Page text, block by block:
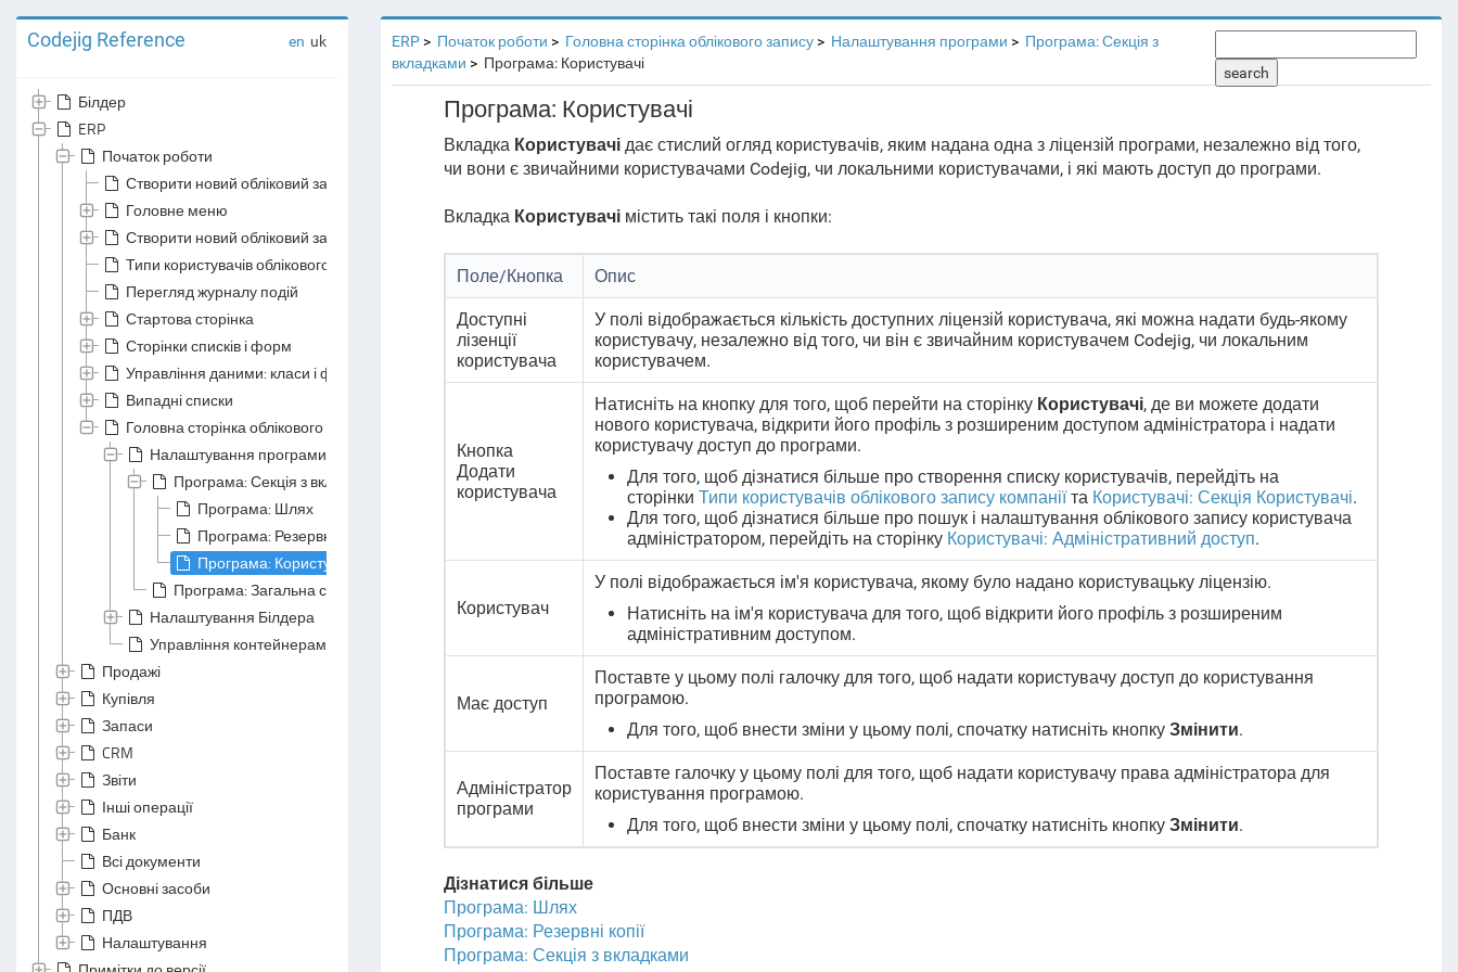
Codejig Reference en uk
Білдер
ERP
Початок роботи
Створити новий обліковий запис
Головне меню
Створити новий обліковий запис компанії
Типи користувачів облікового запису компанії
Перегляд журналу подій
Стартова сторінка
Сторінки списків і форм
Управління даними: класи і файли даних
Випадні списки
Головна сторінка облікового запису
Налаштування програми
Програма: Секція з вкладками
Програма: Шлях
Програма: Резервні копії
Програма: Користувачі
Програма: Загальна секція
Налаштування Білдера
Управління контейнерами
Продажі
Купівля
Запаси
CRM
Звіти
Інші операції
Банк
Всі документи
Основні засоби
ПДВ
Налаштування
ERP Початок роботи Головна сторінка облікового запису Налаштування програми
Програма: Секція з
вкладками
Програма: Користувачі
search
Програма: Користувачі
Вкладка Користувачідає стислий огляд користувачів, яким надана одна з ліцензій програми, незалежно від того,
чи вони є звичайними користувачами Codejig, чи локальними користувачами, і які мають доступ до програми.
Вкладка Користувачімістить такі поля і кнопки:
Поле/Кнопка Опис
Доступні
лізенції
користувача
У полі відображається кількість доступних ліцензій користувача, які можна надати будь-якому
користувачу, незалежно від того, чи він є звичайним користувачем Codejig, чи локальним
користувачем.
Кнопка
Додати
користувача
Натисніть на кнопку для того, щоб перейти на сторінку Користувачі, де ви можете додати
нового користувача, відкрити його профіль з розширеним доступом адміністратора і надати
користувачу доступ до програми.
Для того, щоб дізнатися більше про створення списку користувачів, перейдіть на
сторінки Типи користувачів облікового запису компаніїта Користувачі: Секція Користувачі.
Для того, щоб дізнатися більше про пошук і налаштування облікового запису користувача
адміністратором, перейдіть на сторінку Користувачі: Адміністративний доступ.
Користувач
У полі відображається ім'я користувача, якому було надано користувацьку ліцензію.
Натисніть на ім'я користувача для того, щоб відкрити його профіль з розширеним
адміністративним доступом.
Має доступ
Поставте у цьому полі галочку для того, щоб надати користувачу доступ до користування
програмою.
Для того, щоб внести зміни у цьому полі, спочатку натисніть кнопку Змінити.
Адміністратор
програми
Поставте галочку у цьому полі для того, щоб надати користувачу права адміністратора для
користування програмою.
Для того, щоб внести зміни у цьому полі, спочатку натисніть кнопку Змінити.
Дізнатися більше
Програма: Шлях
Програма: Резервні копії
Програма: Секція з вкладками